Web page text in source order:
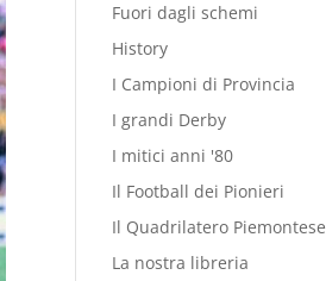
Fuori dagli schemi
History
I Campioni di Provincia
I grandi Derby
I mitici anni '80
Il Football dei Pionieri
Il Quadrilatero Piemontese
La nostra libreria